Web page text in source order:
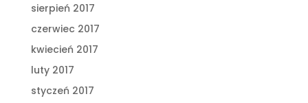
sierpień 2017
czerwiec 2017
kwiecień 2017
luty 2017
styczeń 2017